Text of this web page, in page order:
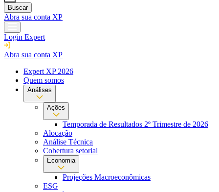
Buscar
Abra sua conta XP
Login Expert
Abra sua conta XP
Expert XP 2026
Quem somos
Análises
Ações
Temporada de Resultados 2º Trimestre de 2026
Alocação
Análise Técnica
Cobertura setorial
Economia
Projeções Macroeconômicas
ESG